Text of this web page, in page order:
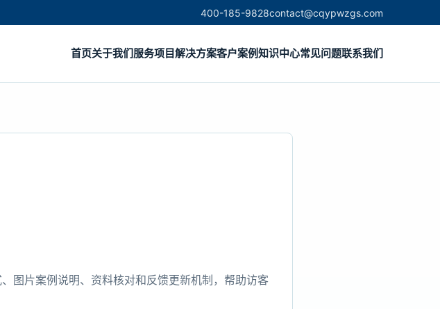
400-185-9828contact@cqypwzgs.com
首页关于我们服务项目解决方案客户案例知识中心常见问题联系我们
图片案例说明、资料核对和反馈更新机制，帮助访客